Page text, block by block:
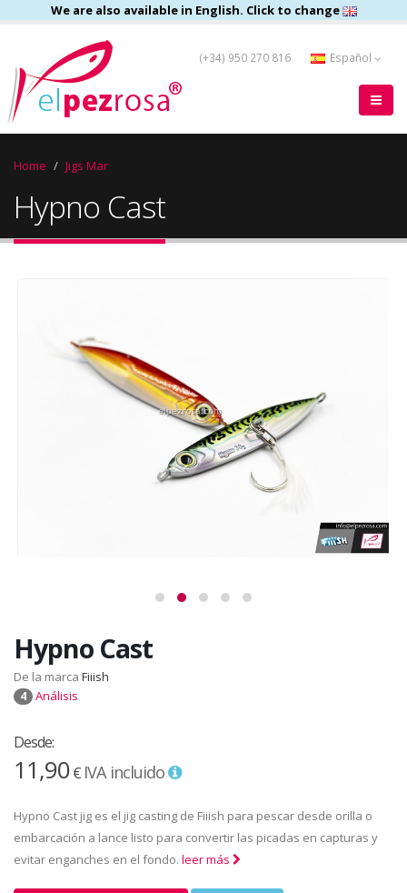
We are also available in English. Click to change
(+34) 950 270 816 Español
Home Jigs Mar
Hypno Cast
Hypno Cast
De la marca Fiiish
4 Análisis
Desde:
11,90€ IVA incluido
Hypno Cast jig es el jig casting de Fiiish para pescar desde orilla o
embarcación a lance listo para convertir las picadas en capturas y
evitar enganches en el fondo. leer más